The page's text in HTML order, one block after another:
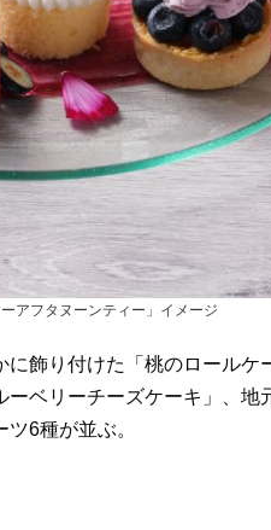
アフタヌーンティー」イメージ
飾り付けた「桃のロールケ
ベリーチーズケーキ」、地
6種が並ぶ。